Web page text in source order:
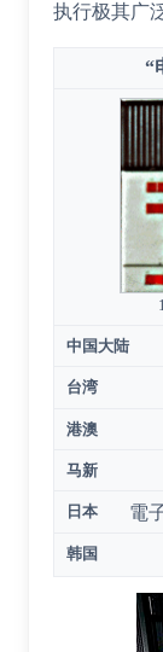
执行极其广
“
中国大陆
台湾
港澳
马新
日本 電
韩国